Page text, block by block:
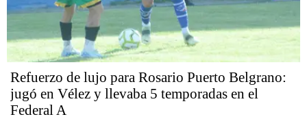
Refuerzo de lujo para Rosario Puerto Belgrano:
jugó en Vélez y llevaba 5 temporadas en el
Federal A